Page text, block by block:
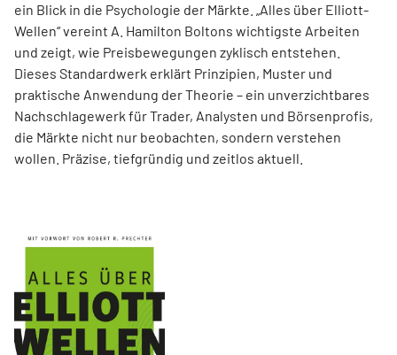
ein Blick in die Psychologie der Märkte. „Alles über Elliott-
Wellen“ vereint A. Hamilton Boltons wichtigste Arbeiten
und zeigt, wie Preisbewegungen zyklisch entstehen.
Dieses Standardwerk erklärt Prinzipien, Muster und
praktische Anwendung der Theorie – ein unverzichtbares
Nachschlagewerk für Trader, Analysten und Börsenprofis,
die Märkte nicht nur beobachten, sondern verstehen
wollen. Präzise, tiefgründig und zeitlos aktuell.